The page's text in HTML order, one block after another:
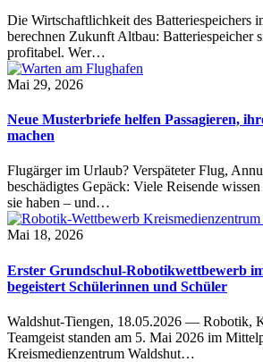
Die Wirtschaftlichkeit des Batteriespeichers
berechnen Zukunft Altbau: Batteriespeicher
profitabel. Wer…
Mai 29, 2026
Neue Musterbriefe helfen Passagieren,
machen
Flugärger im Urlaub? Verspäteter Flug,
beschädigtes Gepäck: Viele Reisende
sie haben – und…
Mai 18, 2026
Erster Grundschul-Robotikwettbewerb
begeistert Schülerinnen und Schüler
Waldshut-Tiengen, 18.05.2026 — Robotik,
Teamgeist standen am 5. Mai 2026 im
Kreismedienzentrum Waldshut…